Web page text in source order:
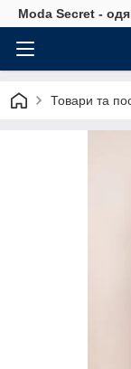
Moda Secret -
Товари та